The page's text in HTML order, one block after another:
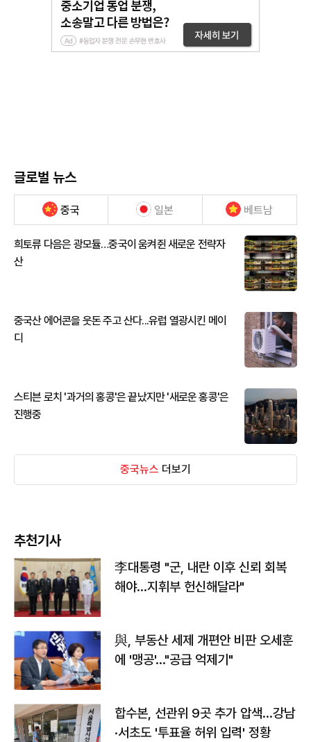
글로벌 뉴스
중국 일본 베트남
희토류 다음은 광모듈…중국이 움켜쥔 새로운 전략자
산
중국산 에어콘을 웃돈 주고 산다...유럽 열광시킨 메이
디
스티븐 로치 '과거의 홍콩'은 끝났지만 '새로운 홍콩'은
진행중
중국뉴스 더보기
추천기사
李대통령 "군, 내란 이후 신뢰 회복
해야…지휘부 헌신해달라"
與, 부동산 세제 개편안 비판 오세훈
에 '맹공'…"공급 억제기"
합수본, 선관위 9곳 추가 압색…강남
·서초도 '투표율 허위 입력' 정황